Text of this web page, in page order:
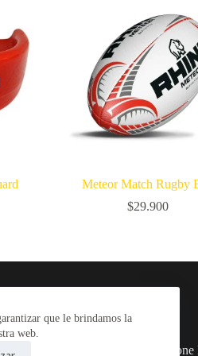
que le brindamos la
web.
Meteor Match Rugby
$29.900
o